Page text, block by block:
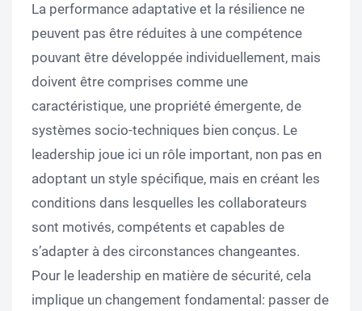
La performance adaptative et la résilience ne
peuvent pas être réduites à une compétence
pouvant être développée individuellement, mais
doivent être comprises comme une
caractéristique, une propriété émergente, de
systèmes socio-techniques bien conçus. Le
leadership joue ici un rôle important, non pas en
adoptant un style spécifique, mais en créant les
conditions dans lesquelles les collaborateurs
sont motivés, compétents et capables de
s’adapter à des circonstances changeantes.
Pour le leadership en matière de sécurité, cela
implique un changement fondamental: passer de